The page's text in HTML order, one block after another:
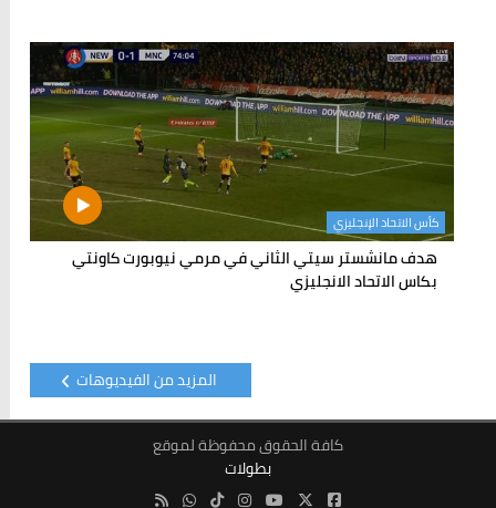
كأس الاتحاد الإنجليزي
هدف مانشستر سيتي الثاني في مرمي نيوبورت كاونتي
بكاس الاتحاد الانجليزي
المزيد من الفيديوهات
كافة الحقوق محفوظة لموقع
بطولات